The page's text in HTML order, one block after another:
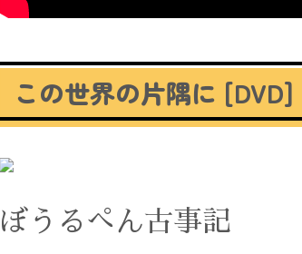
この世界の片隅に [DVD]
ぼうるぺん古事記